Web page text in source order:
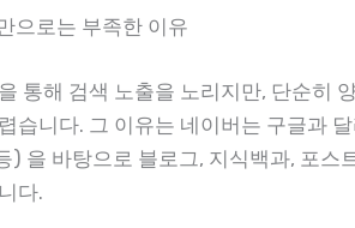
으로는 부족한 이유
통해 검색 노출을 노리지만, 단순히
습니다. 그 이유는 네이버는 구글과
을 바탕으로 블로그, 지식백과, 포스
다.